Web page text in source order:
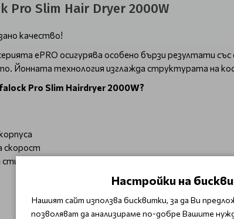
Slim Hair Dryer 2000W
качество!
ePRO осигурява особено бързи резултати
Йонната технология изглажда структурата на
Pro Slim Hairdryer 2000W?
скорост
Настройки на
Нашият сайт използва бисквитки, за да Ви
позволяват да анализираме по-добре Вашите